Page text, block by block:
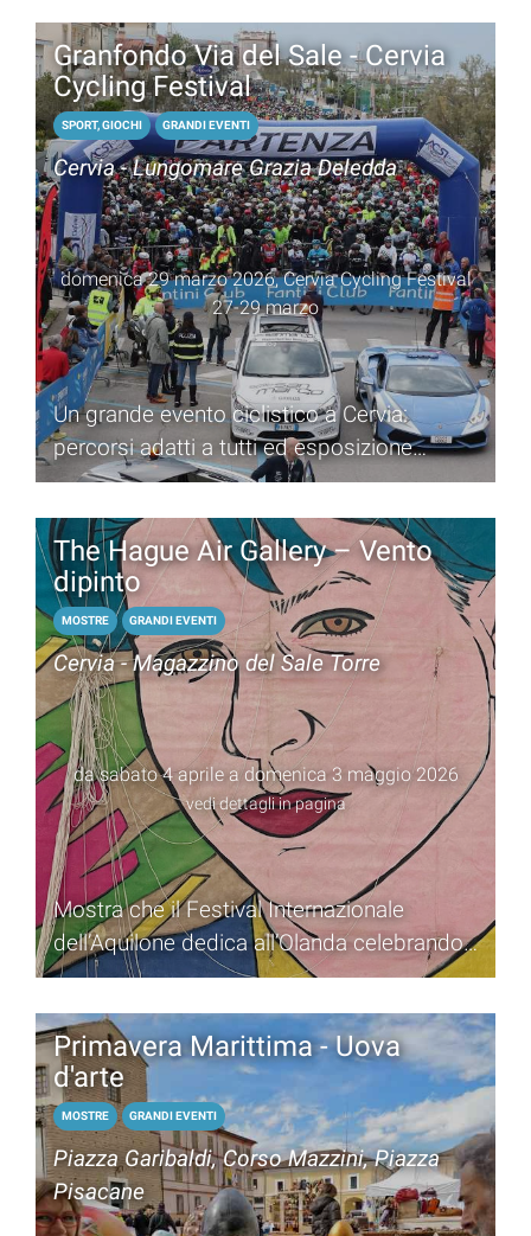
Granfondo Via del Sale - Cervia
Cycling Festival
SPORT, GIOCHI GRANDI EVENTI
Cervia - Lungomare Grazia Deledda
domenica 29 marzo 2026, Cervia Cycling Festival
27-29 marzo
Un grande evento ciclistico a Cervia:
percorsi adatti a tutti ed esposizione
aziende del settore
The Hague Air Gallery – Vento
dipinto
MOSTRE GRANDI EVENTI
Cervia - Magazzino del Sale Torre
da sabato 4 aprile a domenica 3 maggio 2026
vedi dettagli in pagina
Mostra che il Festival Internazionale
dell’Aquilone dedica all’Olanda celebrando
l’arte del vento
Primavera Marittima - Uova
d'arte
MOSTRE GRANDI EVENTI
Piazza Garibaldi, Corso Mazzini, Piazza
Pisacane